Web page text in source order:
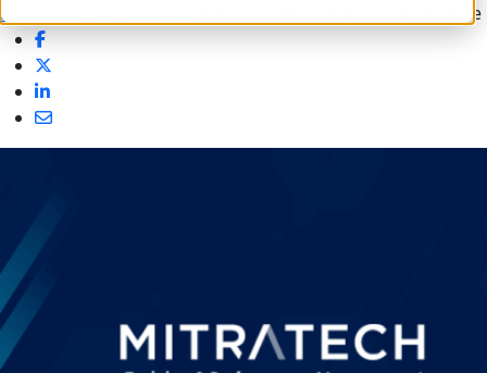
Personnel de Mitratech 3 minutes de lecture